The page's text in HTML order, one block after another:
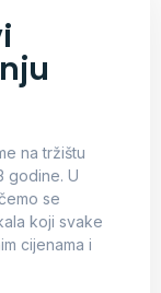
na tržištu
godine. U
se
koji svake
cijenama i